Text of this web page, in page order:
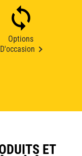
Options
D'occasion
ET